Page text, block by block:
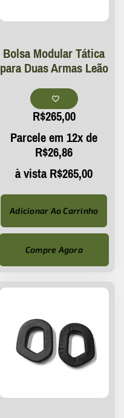
Bolsa Modular Tática
para Duas Armas Leão
R$265,00
Parcele em 12x de
R$26,86
à vistaR$265,00
Adicionar Ao Carrinho
Compre Agora